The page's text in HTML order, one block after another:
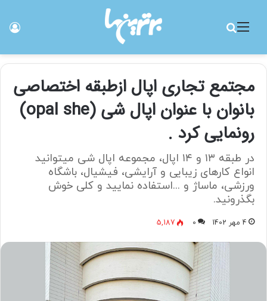
منو
مجتمع تجاری اپال ازطبقه اختصاصی
بانوان با عنوان اپال شی (opal she)
رونمایی کرد .
در طبقه ۱۳ و ۱۴ اپال، مجموعه اپال شی میتوانید
انواع کارهای زیبایی و آرایشی، فیشیال، باشگاه
ورزشی، ماساژ و ...استفاده نمایید و کلی خوش
بگذرونید.
4 مهر 1402 0
5,187